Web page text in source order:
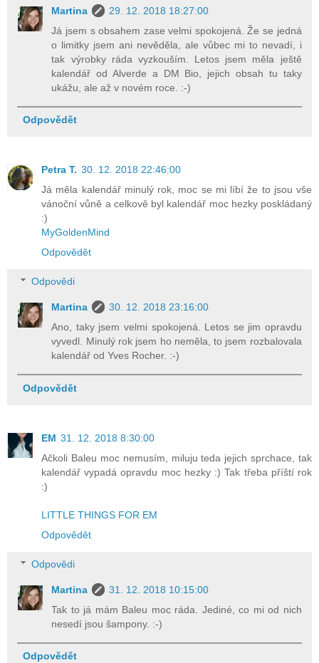
Martina
29. 12. 2018 18:27:00
Já jsem s obsahem zase velmi spokojená. Že se jedná
o limitky jsem ani nevěděla, ale vůbec mi to nevadí, i
tak výrobky ráda vyzkouším. Letos jsem měla ještě
kalendář od Alverde a DM Bio, jejich obsah tu taky
ukážu, ale až v novém roce. :-)
Odpovědět
Petra T. 30. 12. 2018 22:46:00
Já měla kalendář minulý rok, moc se mi líbí že to jsou vše
vánoční vůně a celkově byl kalendář moc hezky poskládaný
:)
MyGoldenMind
Odpovědět
Odpovědi
Martina
30. 12. 2018 23:16:00
Ano, taky jsem velmi spokojená. Letos se jim opravdu
vyvedl. Minulý rok jsem ho neměla, to jsem rozbalovala
kalendář od Yves Rocher. :-)
Odpovědět
EM 31. 12. 2018 8:30:00
Ačkoli Baleu moc nemusím, miluju teda jejich sprchace, tak
kalendář vypadá opravdu moc hezky :) Tak třeba příští rok
:)
LITTLE THINGS FOR EM
Odpovědět
Odpovědi
Martina
31. 12. 2018 10:15:00
Tak to já mám Baleu moc ráda. Jediné, co mi od nich
nesedí jsou šampony. :-)
Odpovědět